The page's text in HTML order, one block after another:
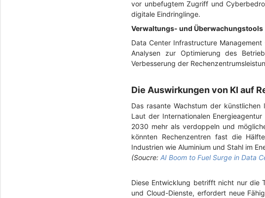
vor unbefugtem Zugriff und
digitale Eindringlinge.
Verwaltungs- und Überwachungstools
Data Center Infrastructure
Analysen zur Optimierung des
Verbesserung der
Die Auswirkungen von KI auf
Das rasante Wachstum der
Laut der Internationalen
2030 mehr als verdoppeln und
könnten Rechenzentren fast die
Industrien wie Aluminium und Stahl im
(Soucre: AI Boom to Fuel Surge in Data
Diese Entwicklung betrifft nicht nur die
und Cloud-Dienste, erfordert neue